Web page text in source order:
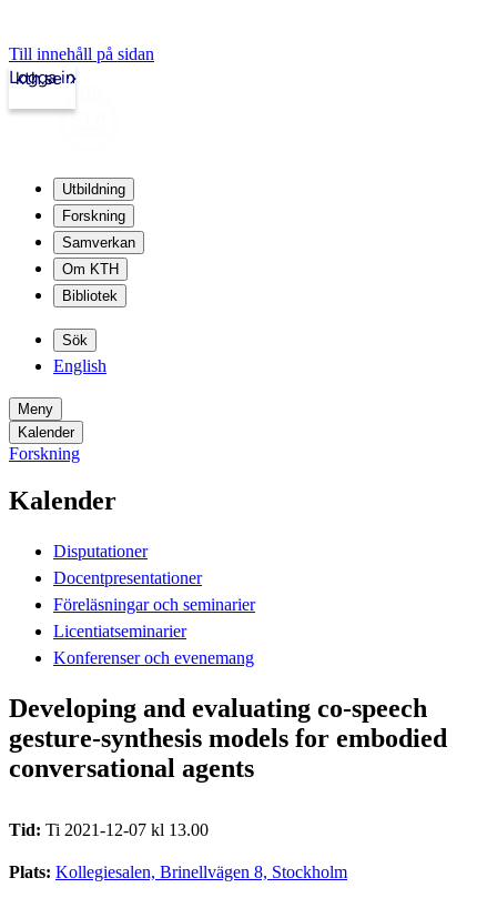
Till innehåll på sidan
kth.se
Logga in
Utbildning
Forskning
Samverkan
Om KTH
Bibliotek
Sök
English
Meny
Kalender
Forskning
Kalender
Disputationer
Docentpresentationer
Föreläsningar och seminarier
Licentiatseminarier
Konferenser och evenemang
Developing and evaluating co-speech
gesture-synthesis models for embodied
conversational agents
Tid: Ti 2021-12-07 kl 13.00
Plats: Kollegiesalen, Brinellvägen 8, Stockholm